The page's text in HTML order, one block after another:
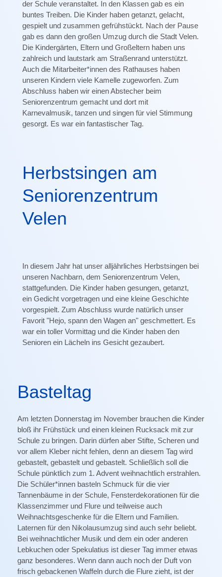
der Schule veranstaltet. In den Klassen gab es ein
buntes Treiben. Die Kinder haben getanzt, gelacht,
gespielt und zusammen gefrühstückt. Nach der Pause
gab es dann den großen Umzug durch die Stadt Velen.
Die Kindergärten, Eltern und Großeltern haben uns
zahlreich und lautstark am Straßenrand unterstützt.
Auch die Mitarbeiter*innen des Rathauses haben
unseren Kindern viele Kamelle zugeworfen. Zum
Abschluss haben wir einen Abstecher beim
Seniorenzentrum gemacht und dort mit
Karnevalmusik, tanzen und singen für viel Stimmung
gesorgt. Es war ein fantastischer Tag.
Herbstsingen am
Seniorenzentrum
Velen
In diesem Jahr hat unser alljährliches Herbstsingen bei
unseren Nachbarn, dem Seniorenzentrum Velen,
stattgefunden. Die Kinder haben gesungen, getanzt,
ein Gedicht vorgetragen und eine kleine Geschichte
vorgespielt. Zum Abschluss wurde natürlich unser
Favorit "Hejo, spann den Wagen an" geschmettert. Es
war ein toller Vormittag und die Kinder haben den
Senioren ein Lächeln ins Gesicht gezaubert.
Basteltag
Am letzten Donnerstag im November brauchen die Kinder
bloß ihr Frühstück und einen kleinen Rucksack mit zur
Schule zu bringen. Darin dürfen aber Stifte, Scheren und
vor allem Kleber nicht fehlen, denn an diesem Tag wird
gebastelt, gebastelt und gebastelt. Schließlich soll die
Schule pünktlich zum 1. Advent weihnachtlich erstrahlen.
Die Schüler*innen basteln Schmuck für die vier
Tannenbäume in der Schule, Fensterdekorationen für die
Klassenzimmer und Flure und teilweise auch
Weihnachtsgeschenke für die Eltern und Familien.
Laternen für den Nikolausumzug sind auch sehr beliebt.
Bei weihnachtlicher Musik und dem ein oder anderen
Lebkuchen oder Spekulatius ist dieser Tag immer etwas
ganz besonderes. Wenn dann auch noch der Duft von
frisch gebackenen Waffeln durch die Flure zieht, ist der